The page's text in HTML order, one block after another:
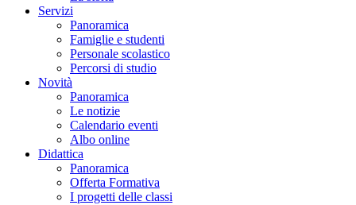
Servizi
Panoramica
Famiglie e studenti
Personale scolastico
Percorsi di studio
Novità
Panoramica
Le notizie
Calendario eventi
Albo online
Didattica
Panoramica
Offerta Formativa
I progetti delle classi